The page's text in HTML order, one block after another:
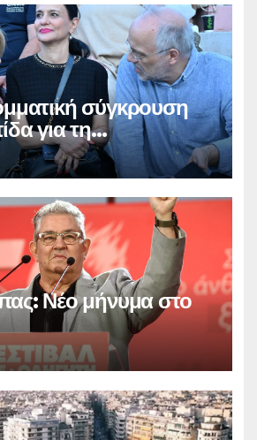
σύγκρουση
για τη
Νέο μήνυμα στο